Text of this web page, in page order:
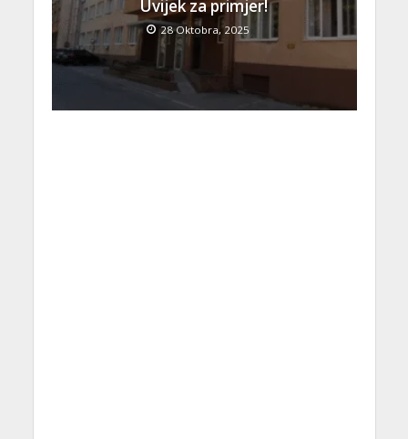
Uvijek za primjer!
28 Oktobra, 2025